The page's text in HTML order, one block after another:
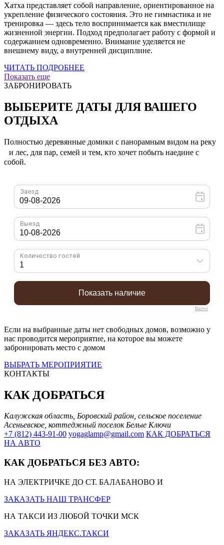
Хатха представляет собой направление, ориентированное на
укрепление физического состояния. Это не гимнастика и не
тренировка — здесь тело воспринимается как вместилище
жизненной энергии. Подход предполагает работу с формой и
содержанием одновременно. Внимание уделяется не
внешнему виду, а внутренней дисциплине.
ЧИТАТЬ ПОДРОБНЕЕ
Показать еще
ЗАБРОНИРОВАТЬ
ВЫБЕРИТЕ ДАТЫ ДЛЯ ВАШЕГО
ОТДЫХА
Полностью деревянные домики с панорамным видом на реку
и лес, для пар, семей и тем, кто хочет побыть наедине с
собой.
Bnovo
Если на выбранные даты нет свободных домов, возможно у
нас проводится мероприятие, на которое вы можете
забронировать место с домом
ВЫБРАТЬ МЕРОПРИЯТИЕ
КОНТАКТЫ
КАК ДОБРАТЬСЯ
Калужская область, Боровский район, сельское поселение
Асеньевское, коттеджный поселок Белые Ключи
+7 (812) 443-91-00 yogaglamp@gmail.com КАК ДОБРАТЬСЯ
НА АВТО
КАК ДОБРАТЬСЯ БЕЗ АВТО:
НА ЭЛЕКТРИЧКЕ ДО СТ. БАЛАБАНОВО И
ЗАКАЗАТЬ НАШ ТРАНСФЕР
НА ТАКСИ ИЗ ЛЮБОЙ ТОЧКИ МСК
ЗАКАЗАТЬ ЯНДЕКС.ТАКСИ